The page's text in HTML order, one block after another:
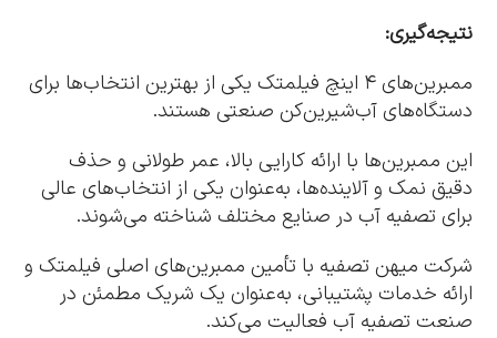
نتیجه‌گیری:
ممبرین‌های ۴ اینچ فیلمتک یکی از بهترین انتخاب‌ها برای
دستگاه‌های آب‌شیرین‌کن صنعتی هستند.
این ممبرین‌ها با ارائه کارایی بالا، عمر طولانی و حذف
دقیق نمک و آلاینده‌ها، به‌عنوان یکی از انتخاب‌های عالی
برای تصفیه آب در صنایع مختلف شناخته می‌شوند.
شرکت میهن تصفیه با تأمین ممبرین‌های اصلی فیلمتک و
ارائه خدمات پشتیبانی، به‌عنوان یک شریک مطمئن در
صنعت تصفیه آب فعالیت می‌کند.